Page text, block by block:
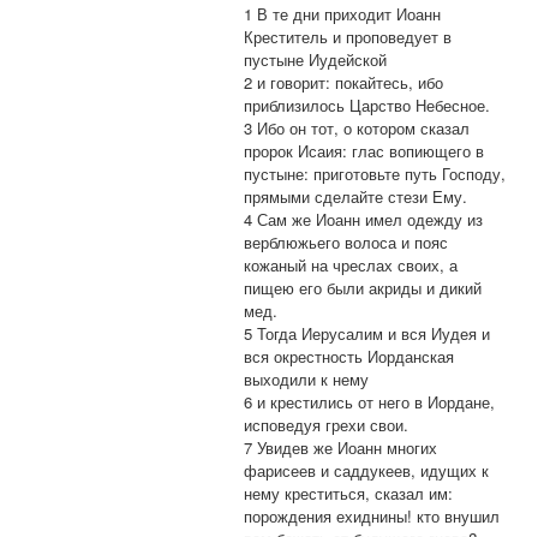
1 В те дни приходит Иоанн
Креститель и проповедует в
пустыне Иудейской
2 и говорит: покайтесь, ибо
приблизилось Царство Небесное.
3 Ибо он тот, о котором сказал
пророк Исаия: глас вопиющего в
пустыне: приготовьте путь Господу,
прямыми сделайте стези Ему.
4 Сам же Иоанн имел одежду из
верблюжьего волоса и пояс
кожаный на чреслах своих, а
пищею его были акриды и дикий
мед.
5 Тогда Иерусалим и вся Иудея и
вся окрестность Иорданская
выходили к нему
6 и крестились от него в Иордане,
исповедуя грехи свои.
7 Увидев же Иоанн многих
фарисеев и саддукеев, идущих к
нему креститься, сказал им:
порождения ехиднины! кто внушил